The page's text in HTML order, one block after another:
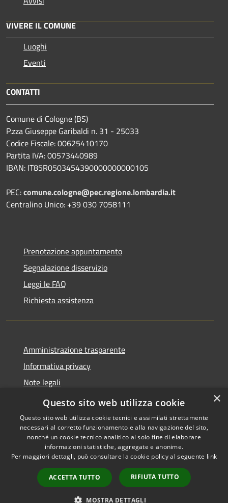
VIVERE IL COMUNE
Luoghi
Eventi
CONTATTI
Comune di Cologne (BS)
P.zza Giuseppe Garibaldi n. 31 - 25033
Codice Fiscale: 00625410170
Partita IVA: 00573440989
IBAN: IT85R0503454390000000000105
PEC:comune.cologne@pec.regione.lombardia.it
Centralino Unico: +39 030 7058111
Prenotazione appuntamento
Segnalazione disservizio
Leggi le FAQ
Richiesta assistenza
Amministrazione trasparente
Informativa privacy
Note legali
Dichiarazione di accessibilità
Accessibilità
Copyright © 2026 • Comune di
Cologne • Powered by
Municipium•
Accesso
redazione
×
Questo sito web utilizza cookie
Questo sito web utilizza cookie tecnici e assimilati strettamente
necessari al corretto funzionamento e alla navigazione del sito,
nonché un cookie tecnico analitico al solo fine di elaborare
informazioni statistiche, aggregate e anonime.
Per maggiori dettagli, può consultare la cookie policy al seguente link
ACCETTA TUTTO RIFIUTA TUTTO
MOSTRA DETTAGLI